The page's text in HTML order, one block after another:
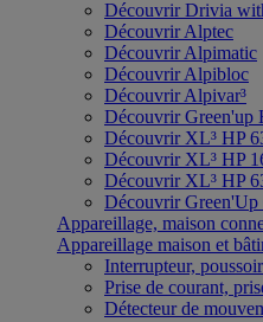
Découvrir Drivia
Découvrir Alptec
Découvrir Alpimatic
Découvrir Alpibloc
Découvrir Alpivar³
Découvrir Green'up
Découvrir XL³ HP
Découvrir XL³ HP
Découvrir XL³ HP
Découvrir Green'Up
Appareillage, maison
Appareillage maison et
Interrupteur,
Prise de courant,
Détecteur de